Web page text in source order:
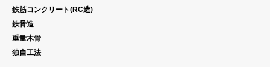
鉄筋コンクリート(RC造)
鉄骨造
重量木骨
独自工法